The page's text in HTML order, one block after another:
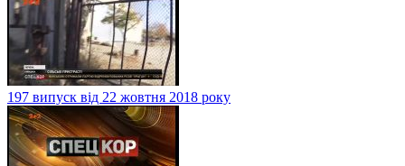
197 випуск від 22 жовтня 2018 року